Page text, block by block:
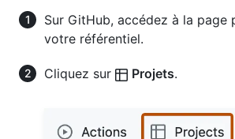
Sur GitHub, accédez à la page
votre référentiel.
Cliquez sur Projets.